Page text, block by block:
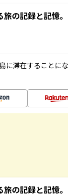
旅の記録と記憶
に滞在することに
旅の記録と記憶